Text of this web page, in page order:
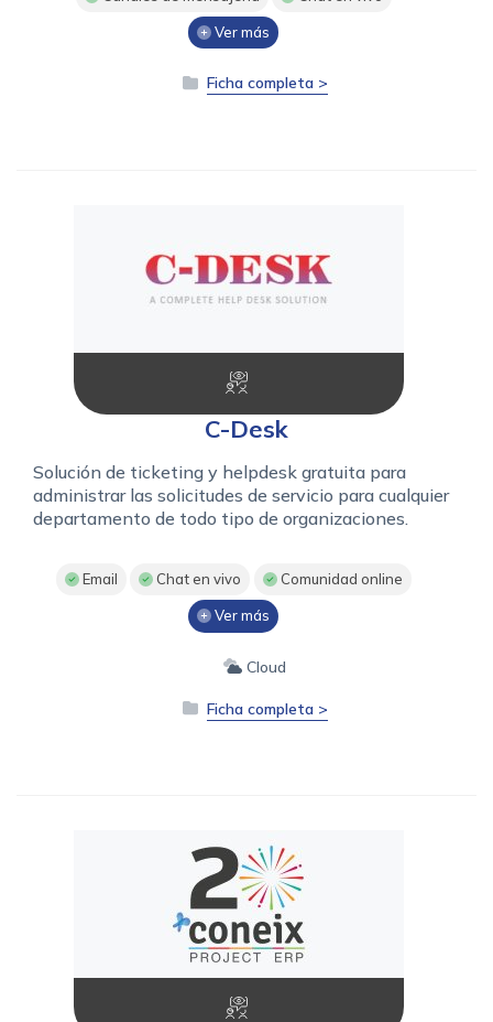
Ver más
Ficha completa >
C-Desk
Solución de ticketing y helpdesk gratuita para
administrar las solicitudes de servicio para cualquier
departamento de todo tipo de organizaciones.
Email Chat en vivo Comunidad online
Ver más
Cloud
Ficha completa >